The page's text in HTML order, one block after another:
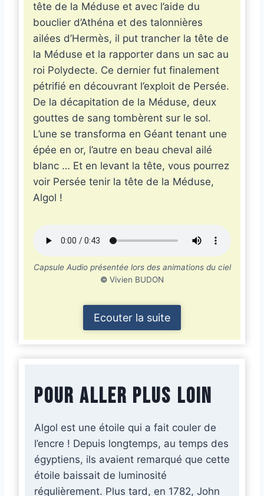
tête de la Méduse et avec l’aide du
bouclier d’Athéna et des talonnières
ailées d’Hermès, il put trancher la tête de
la Méduse et la rapporter dans un sac au
roi Polydecte. Ce dernier fut finalement
pétrifié en découvrant l’exploit de Persée.
De la décapitation de la Méduse, deux
gouttes de sang tombèrent sur le sol.
L’une se transforma en Géant tenant une
épée en or, l’autre en beau cheval ailé
blanc … Et en levant la tête, vous pourrez
voir Persée tenir la tête de la Méduse,
Algol !
Capsule Audio présentée lors des animations du ciel
© Vivien BUDON
Ecouter la suite
Pour aller plus loin
Algol est une étoile qui a fait couler de
l’encre ! Depuis longtemps, au temps des
égyptiens, ils avaient remarqué que cette
étoile baissait de luminosité
régulièrement. Plus tard, en 1782, John